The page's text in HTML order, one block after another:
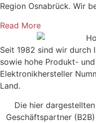
Region Osnabrück. Wir
Read More
Seit 1982 sind wir durch
sowie hohe Produkt-
Elektronikhersteller
Land.
Die hier
Geschäftspartner